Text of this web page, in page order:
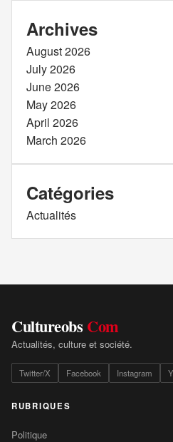
Archives
August 2026
July 2026
June 2026
May 2026
April 2026
March 2026
Catégories
Actualités
Cultureobs Com
Actualités, culture et société.
Twitter/X Facebook Instagram
RUBRIQUES
Politique